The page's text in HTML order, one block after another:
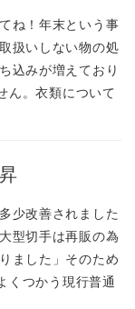
ね！年末という事
扱いしない物の処
込みが増えており
ん。衣類について
少改善されました
型切手は再販の為
ました」そのため
くつかう現行普通